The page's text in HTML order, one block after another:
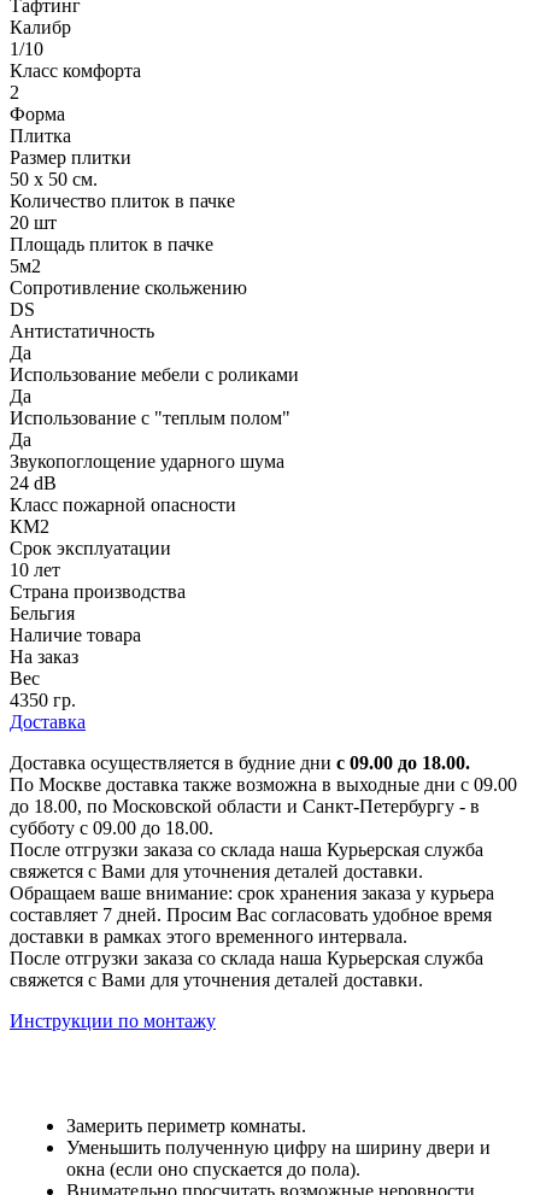
Тафтинг
Калибр
1/10
Класс комфорта
2
Форма
Плитка
Размер плитки
50 х 50 см.
Количество плиток в пачке
20 шт
Площадь плиток в пачке
5м2
Сопротивление скольжению
DS
Антистатичность
Да
Использование мебели с роликами
Да
Использование с "теплым полом"
Да
Звукопоглощение ударного шума
24 dB
Класс пожарной опасности
КМ2
Срок эксплуатации
10 лет
Страна производства
Бельгия
Наличие товара
На заказ
Вес
4350 гр.
Доставка
Доставка осуществляется в будние дни с 09.00 до 18.00.
По Москве доставка также возможна в выходные дни с 09.00
до 18.00, по Московской области и Санкт-Петербургу - в
субботу с 09.00 до 18.00.
После отгрузки заказа со склада наша Курьерская служба
свяжется с Вами для уточнения деталей доставки.
Обращаем ваше внимание: срок хранения заказа у курьера
составляет 7 дней. Просим Вас согласовать удобное время
доставки в рамках этого временного интервала.
После отгрузки заказа со склада наша Курьерская служба
свяжется с Вами для уточнения деталей доставки.
Инструкции по монтажу
Замерить периметр комнаты.
Уменьшить полученную цифру на ширину двери и
окна (если оно спускается до пола).
Внимательно просчитать возможные неровности